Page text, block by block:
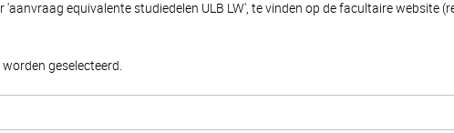
equivalente studiedelen ULB LW', te vinden op de facultaire website
geselecteerd.